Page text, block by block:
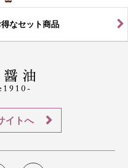
得なセット商品
イトへ